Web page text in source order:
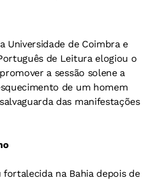
Universidade de Coimbra e
de Leitura elogiou o
a sessão solene a
de um homem
das manifestações
na Bahia depois de